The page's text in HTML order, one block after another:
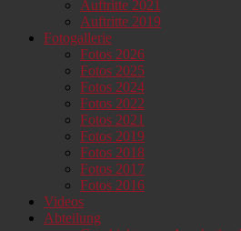
Auftritte 2021
Auftritte 2019
Fotogallerie
Fotos 2026
Fotos 2025
Fotos 2024
Fotos 2022
Fotos 2021
Fotos 2019
Fotos 2018
Fotos 2017
Fotos 2016
Videos
Abteilung